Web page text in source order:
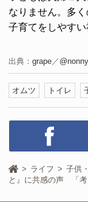
なりません。多
子育てをしやすい
出典： grape ／
オムツ トイレ
ライフ 子供
と』に共感の声 「考